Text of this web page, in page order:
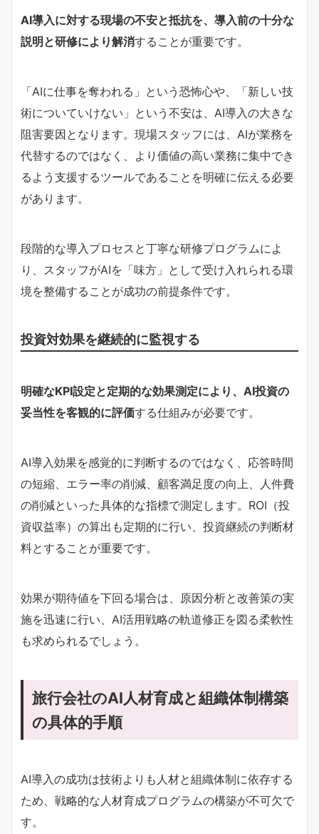
AI導入に対する現場の不安と抵抗を、導入前の十分な
説明と研修により解消することが重要です。
「AIに仕事を奪われる」という恐怖心や、「新しい技
術についていけない」という不安は、AI導入の大きな
阻害要因となります。現場スタッフには、AIが業務を
代替するのではなく、より価値の高い業務に集中でき
るよう支援するツールであることを明確に伝える必要
があります。
段階的な導入プロセスと丁寧な研修プログラムによ
り、スタッフがAIを「味方」として受け入れられる環
境を整備することが成功の前提条件です。
投資対効果を継続的に監視する
明確なKPI設定と定期的な効果測定により、AI投資の
妥当性を客観的に評価する仕組みが必要です。
AI導入効果を感覚的に判断するのではなく、応答時間
の短縮、エラー率の削減、顧客満足度の向上、人件費
の削減といった具体的な指標で測定します。ROI（投
資収益率）の算出も定期的に行い、投資継続の判断材
料とすることが重要です。
効果が期待値を下回る場合は、原因分析と改善策の実
施を迅速に行い、AI活用戦略の軌道修正を図る柔軟性
も求められるでしょう。
旅行会社のAI人材育成と組織体制構築
の具体的手順
AI導入の成功は技術よりも人材と組織体制に依存する
ため、戦略的な人材育成プログラムの構築が不可欠で
す。